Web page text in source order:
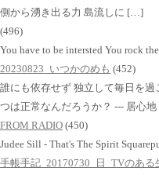
側から湧き出る力 島流しに […]
(496)
You have to be intersted You rock
20230823_いつかのめも (452)
誰にも依存せず 独立して毎日を
つは正常なんだろうか？ --- 居心
FROM RADIO (450)
Judee Sill - That's The Spirit
手帳手記_20170730_日_TVのあ